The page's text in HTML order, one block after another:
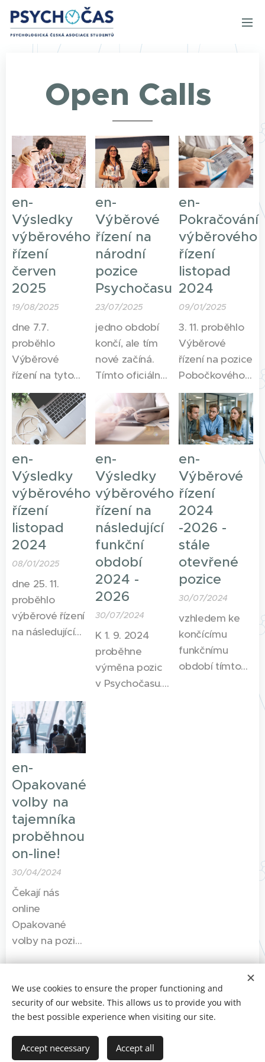
Open Calls
en-
Výsledky
výběrového
řízení
červen
2025
19/08/2025
dne 7.7.
proběhlo
Výběrové
řízení na tyto
pozice v
našem spolku.
EFPSA Member
Representative
a EFPSA Vice-
Member
Representative,
Manažer
konference
2026,
Pobočkový
manažer
Ostrava a
Praha, PR
manažer,
Projektový
en-
Výběrové
řízení na
národní
pozice
Psychočasu
23/07/2025
jedno období
končí, ale tím
nové začíná.
Tímto oficiálně
otevíráme
výběrová řízení
na následující
pozice
Psychočasu.
en-
Pokračování
výběrového
řízení
listopad
2024
09/01/2025
3. 11. proběhlo
Výběrové
řízení na pozice
Pobočkového
manažera
Praha a
Olomouc,
Vedoucího
trenérského
centra,
manažera
konference
2025,
Projektového
manažera, HR a
PR manažera a
Fundraisera.
en-
Výsledky
výběrového
řízení
listopad
2024
08/01/2025
dne 25. 11.
proběhlo
výběrové řízení
na následující
en-
Výsledky
výběrového
řízení na
následující
funkční
období
2024 -
2026
30/07/2024
K 1. 9. 2024
proběhne
výměna pozic
v Psychočasu.
en-
Výběrové
řízení
2024
-2026 -
stále
otevřené
pozice
30/07/2024
vzhledem ke
končícímu
funkčnímu
období tímto
oporu.
en-
Opakované
volby na
tajemníka
proběhnou
on-line!
30/04/2024
Čekají nás
online
Opakované
volby na pozici
rámci
Členského
shromáždění v
neděli
14.4.2024 v
Vytvořila Kristýna Kačenová 2025
Cookies
Languages
Čeština
English
We use cookies to ensure the proper functioning and
security of our website. This allows us to provide you with
the best possible experience when visiting our site.
Accept necessary Accept all